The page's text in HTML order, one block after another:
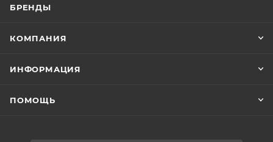
БРЕНДЫ
КОМПАНИЯ
ИНФОРМАЦИЯ
ПОМОЩЬ